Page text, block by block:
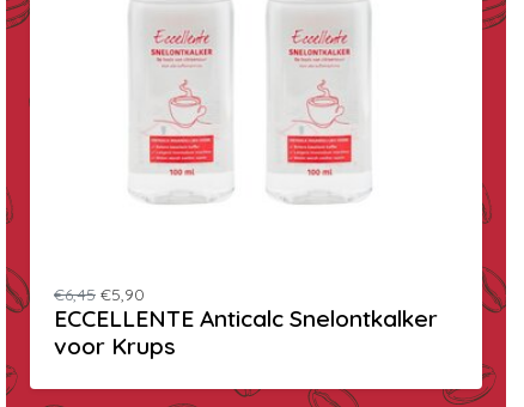
€6,45 €5,90
ECCELLENTE Anticalc Snelontkalker
voor Krups